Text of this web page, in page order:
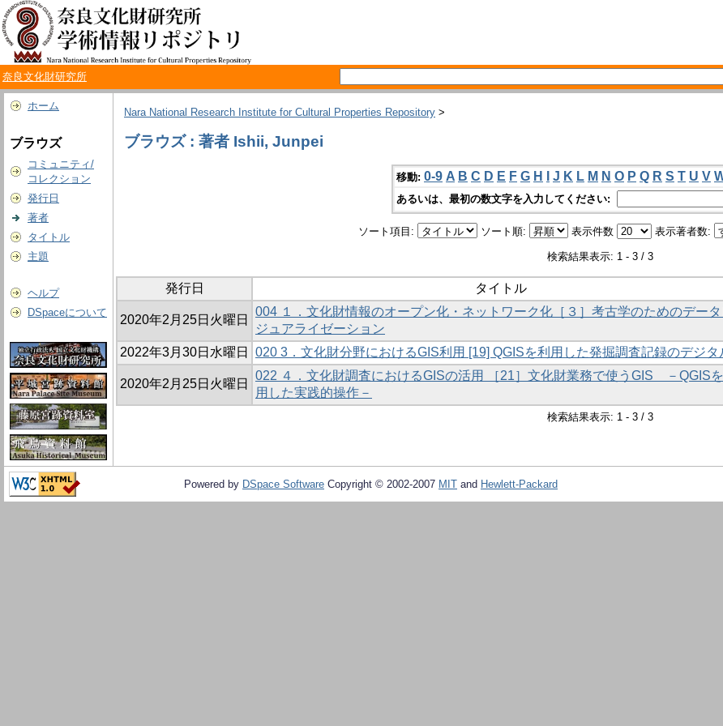
奈良文化財研究所
ホーム
ブラウズ
コミュニティ/
コレクション
発行日
著者
タイトル
主題
ヘルプ
DSpaceについて
Nara National Research Institute for Cultural Properties Repository >
ブラウズ : 著者 Ishii, Junpei
移動: 0-9 A B C D E F G H J K L M N O P Q R S T U V
あるいは、最初の数文字を入力してください:
ソート項目: ソート順: 表示件数 表示著者数:
検索結果表示: 1 - 3 / 3
発行日 タイトル
2020年2月25日火曜日
004 １．文化財情報のオープン化・ネットワーク化［３］考古学のためのデー
ジュアライゼーション
2022年3月30日水曜日 020 3．文化財分野におけるGIS利用 [19] QGISを利用した発掘調査記録のデジタ
2020年2月25日火曜日
022 ４．文化財調査におけるGISの活用 ［21］文化財業務で使うGIS －QGISを
用した実践的操作－
検索結果表示: 1 - 3 / 3
Powered by DSpace Software Copyright © 2002-2007 MIT and Hewlett-Packard